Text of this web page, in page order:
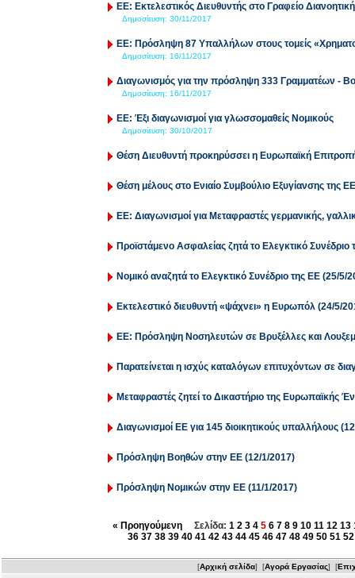
ΕΕ: Εκτελεστικός Διευθυντής στο Γραφείο
Δημοσίευση: 30/11/2017
ΕΕ: Πρόσληψη 87 Υπαλλήλων στους τομείς
Δημοσίευση: 16/11/2017
Διαγωνισμός για την πρόσληψη 333 Γραμματέων -
Δημοσίευση: 16/11/2017
ΕΕ: Έξι διαγωνισμοί για γλωσσομαθείς Νομικούς
Δημοσίευση: 30/10/2017
Θέση Διευθυντή προκηρύσσει η Ευρωπαϊκή
Θέση μέλους στο Ενιαίο Συμβούλιο Εξυγίανσης της
ΕΕ: Διαγωνισμοί για Μεταφραστές γερμανικής,
Προϊστάμενο Ασφαλείας ζητά το Ελεγκτικό
Νομικό αναζητά το Ελεγκτικό Συνέδριο της ΕΕ (25/5/
Εκτελεστικό διευθυντή «ψάχνει» η Ευρωπόλ (24/5/
ΕΕ: Πρόσληψη Νοσηλευτών σε Βρυξέλλες και
Παρατείνεται η ισχύς καταλόγων επιτυχόντων σε
Μεταφραστές ζητεί το Δικαστήριο της Ευρωπαϊκής
Διαγωνισμοί ΕΕ για 145 διοικητικούς υπαλλήλους
Πρόσληψη Βοηθών στην ΕΕ (12/1/2017)
Πρόσληψη Νομικών στην ΕΕ (11/1/2017)
« ΠροηγούμενηΣελίδα: 1 2 3 4 5 6 7 8 9 10 11 12 13
36 37 38 39 40 41 42 43 44 45 46 47 48 49 50 51 52
[Αρχική σελίδα] [Αγορά Εργασίας] [